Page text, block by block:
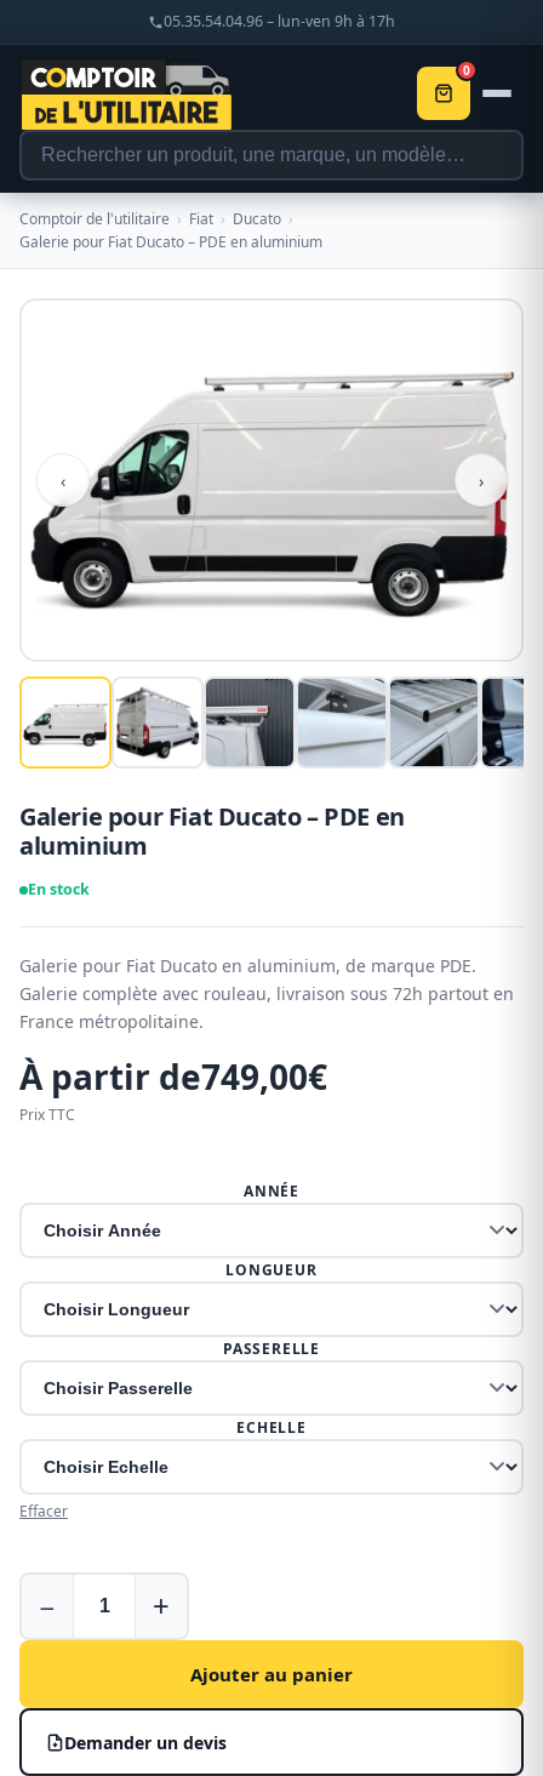
05.35.54.04.96 – lun-ven 9h à 17h
0
Comptoir de l'utilitaire › Fiat › Ducato ›
Galerie pour Fiat Ducato – PDE en aluminium
‹ ›
Galerie pour Fiat Ducato – PDE en
aluminium
En stock
Galerie pour Fiat Ducato en aluminium, de marque PDE.
Galerie complète avec rouleau, livraison sous 72h partout en
France métropolitaine.
À partir de749,00€
Prix TTC
ANNÉE
LONGUEUR
PASSERELLE
ECHELLE
Effacer
pour
Fiat
–
PDE
− +
Ajouter au panier
Demander un devis